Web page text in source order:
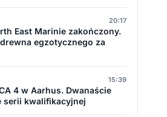
20:17
East Marinie zakończony.
egzotycznego za
15:39
4 w Aarhus. Dwanaście
serii kwalifikacyjnej